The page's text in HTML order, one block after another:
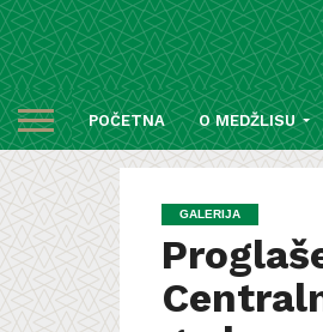
POČETNA O MEDŽLISU
GALERIJA